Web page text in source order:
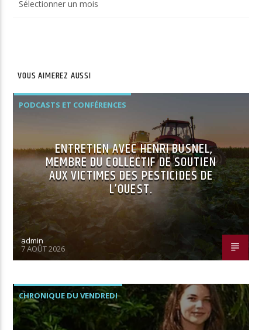
du
VOUS AIMEREZ AUSSI
PODCASTS ET CONFÉRENCES
ENTRETIEN AVEC HENRI BUSNEL,
MEMBRE DU COLLECTIF DE SOUTIEN
AUX VICTIMES DES PESTICIDES DE
L’OUEST.
admin
7 AOÛT 2026
CHRONIQUE DU VENDREDI